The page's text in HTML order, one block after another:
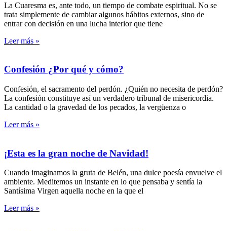
La Cuaresma es, ante todo, un tiempo de combate espiritual. No se
trata simplemente de cambiar algunos hábitos externos, sino de
entrar con decisión en una lucha interior que tiene
Leer más »
Confesión ¿Por qué y cómo?
Confesión, el sacramento del perdón. ¿Quién no necesita de perdón?
La confesión constituye así un verdadero tribunal de misericordia.
La cantidad o la gravedad de los pecados, la vergüenza o
Leer más »
¡Esta es la gran noche de Navidad!
Cuando imaginamos la gruta de Belén, una dulce poesía envuelve el
ambiente. Meditemos un instante en lo que pensaba y sentía la
Santísima Virgen aquella noche en la que el
Leer más »